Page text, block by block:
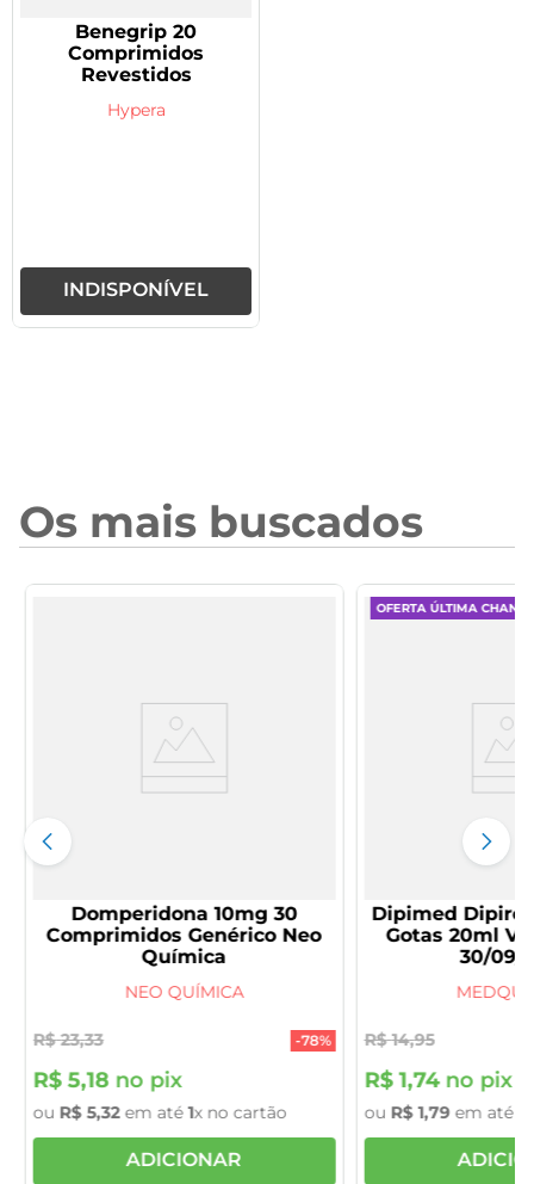
Benegrip 20
Comprimidos
Revestidos
Hypera
INDISPONÍVEL
Os mais buscados
Domperidona 10mg 30
Comprimidos Genérico Neo
Química
NEO QUÍMICA
R$ 23,33 -78%
R$ 5,18no pix
ou R$ 5,32em até1x no cartão
ADICIONAR
OFERTA ÚLTIMA CHANCE
Dipimed
Gotas 20ml
30/09/
R$ 14,95
R$ 1,74no pix
ou R$ 1,79em até